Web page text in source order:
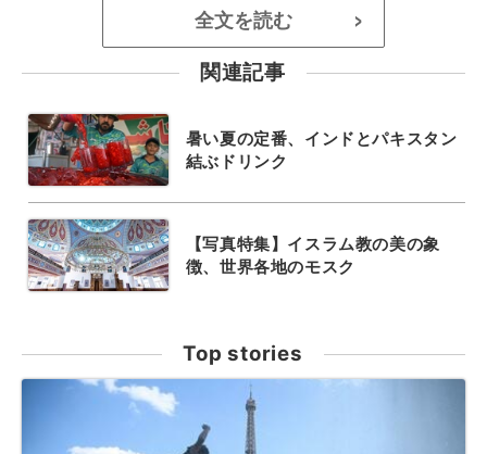
全文を読む >
関連記事
暑い夏の定番、インドとパキスタン
結ぶドリンク
【写真特集】イスラム教の美の象
徴、世界各地のモスク
Top stories